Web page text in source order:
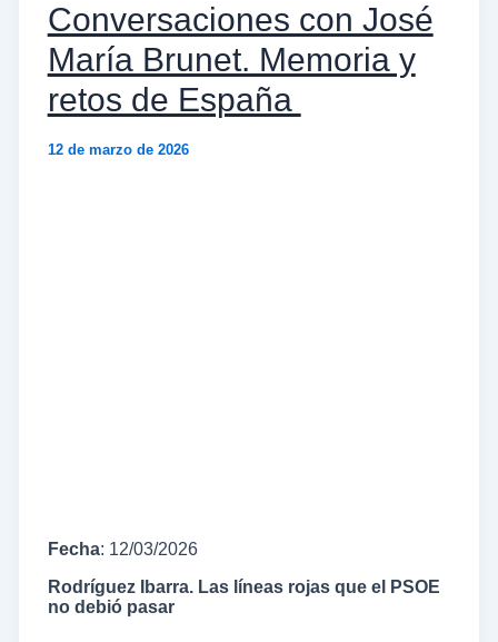
Conversaciones con José
María Brunet. Memoria y
retos de España
12 de marzo de 2026
Fecha: 12/03/2026
Rodríguez Ibarra. Las líneas rojas que el PSOE
no debió pasar